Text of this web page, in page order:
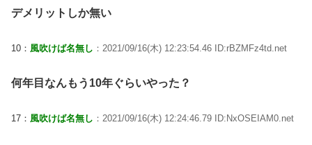
デメリットしか無い
10： 風吹けば名無し ：2021/09/16(木) 12:23:54.46 ID:rBZMFz4td.net
何年目なんもう10年ぐらいやった？
17： 風吹けば名無し ：2021/09/16(木) 12:24:46.79 ID:NxOSEIAM0.net